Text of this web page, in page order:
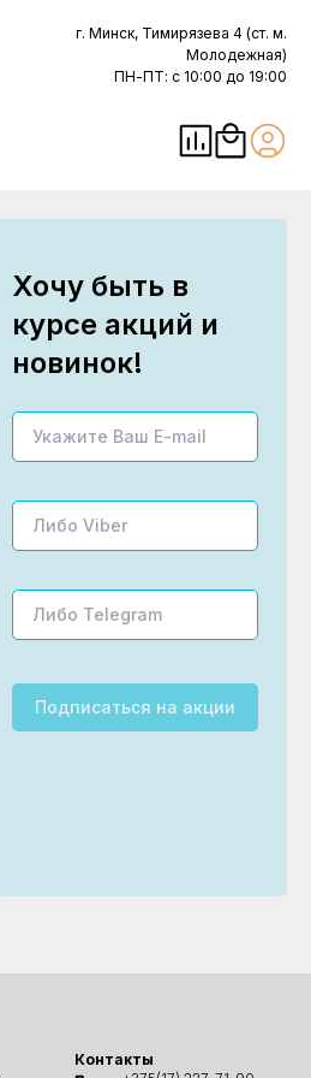
г. Минск, Тимирязева 4 (ст. м.
Молодежная)
ПН-ПТ: с 10:00 до 19:00
Хочу быть в
курсе акций и
новинок!
Подписаться на акции
Контакты